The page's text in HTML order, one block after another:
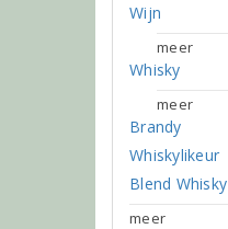
Wijn
meer
Whisky
meer
Brandy
Whiskylikeur
Blend Whisky
meer